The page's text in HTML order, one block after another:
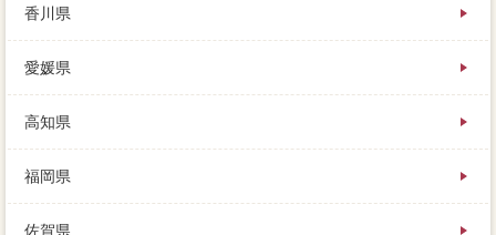
香川県
愛媛県
高知県
福岡県
佐賀県